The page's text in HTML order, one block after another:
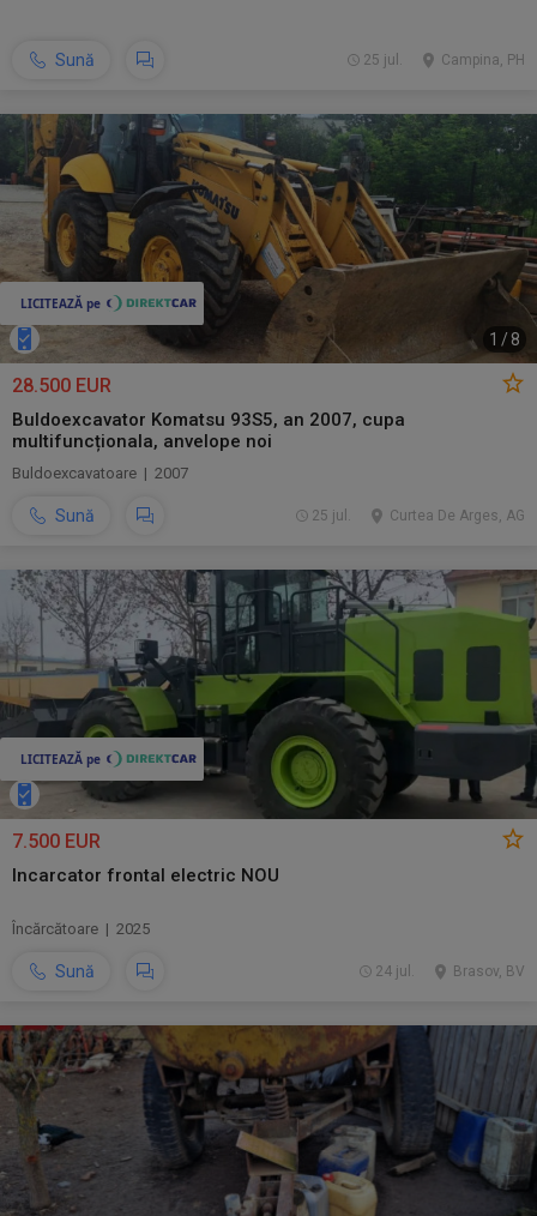
Sună Campina, PH
25 jul.
1 / 8
28.500 EUR
Buldoexcavator Komatsu 93S5, an 2007, cupa
multifuncționala, anvelope noi
Buldoexcavatoare | 2007
Sună Curtea De Arges, AG
25 jul.
7.500 EUR
Incarcator frontal electric NOU
Încărcătoare | 2025
Sună Brasov, BV
24 jul.